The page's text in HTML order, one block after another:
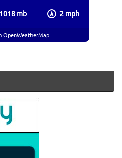
1018 mb 2 mph
OpenWeatherMap